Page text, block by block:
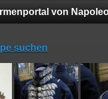
von
suchen